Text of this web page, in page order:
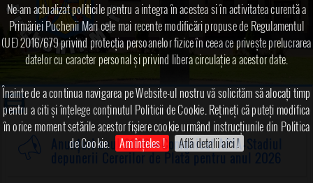
Ne-am actualizat politicile pentru a integra în acestea si în activitatea curentă a
Primăriei Puchenii Mari cele mai recente modificări propuse de Regulamentul
(UE) 2016/679 privind protecția persoanelor fizice în ceea ce privește prelucrarea
datelor cu caracter personal și privind libera circulație a acestor date.
Înainte de a continua navigarea pe Website-ul nostru vă solicităm să alocați timp
pentru a citi și înțelege conținutul Politicii de Cookie. Rețineți că puteți modifica
în orice moment setările acestor fişiere cookie urmând instrucțiunile din Politica
de Cookie. Am înțeles ! Află detalii aici !
Anunțuri anul 2026➠Comunicat APIA-Stadiul
depunerii Cererilor de Plată pentru anul 2026